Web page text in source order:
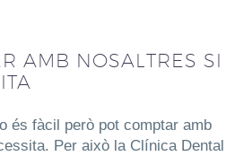
AMB NOSALTRES SI
és fàcil però pot comptar amb
Per això la Clínica Dental